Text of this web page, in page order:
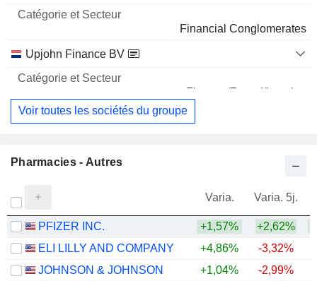
11 M $
Financial Conglomerates
Upjohn Finance BV
Finance/Rental/Leasing
Voir toutes les sociétés du groupe
Pharmacies - Autres
Varia. Varia. 5j.
PFIZER INC. +1,57% +2,62%
ELI LILLY AND COMPANY
+4,86% -3,32%
JOHNSON & JOHNSON
+1,04% -2,99%